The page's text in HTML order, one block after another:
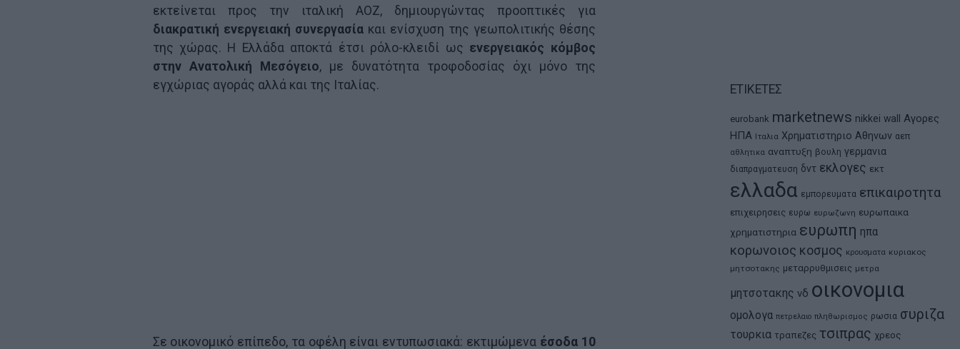
εκτείνεται προς την ιταλική ΑΟΖ, δημιουργώντας προοπτικές για
διακρατική ενεργειακή συνεργασίακαι ενίσχυση της γεωπολιτικής θέσης
της χώρας. Η Ελλάδα αποκτά έτσι ρόλο-κλειδί ως ενεργειακός κόμβος
στην Ανατολική Μεσόγειο, με δυνατότητα τροφοδοσίας όχι μόνο της
εγχώριας αγοράς αλλά και της Ιταλίας.
Σε οικονομικό επίπεδο, τα οφέλη είναι εντυπωσιακά: εκτιμώμενα έσοδα 10
ΕΤΙΚΕΤΕΣ
eurobank marketnews nikkei wall
Αγορες
ΗΠΑ Ιταλια Χρηματιστηριο Αθηνων αεπ
αθλητικα αναπτυξη βουλη γερμανια
διαπραγματευση δντ εκλογες εκτ
ελλαδα εμπορευματα επικαιροτητα
επιχειρησεις ευρω ευρωζωνη ευρωπαικα
χρηματιστηρια ευρωπη ηπα
κορωνοιος κοσμος κρουσματα κυριακος
μητσοτακης μεταρρυθμισεις μετρα
μητσοτακης νδ οικονομια
ομολογα πετρελαιο πληθωρισμος ρωσια συριζα
τουρκια τραπεζες τσιπρας χρεος